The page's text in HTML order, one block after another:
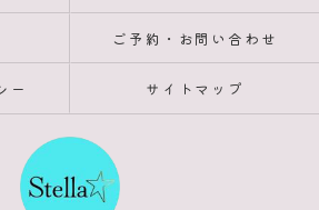
ご予約・お問い合わせ
ー サイトマップ